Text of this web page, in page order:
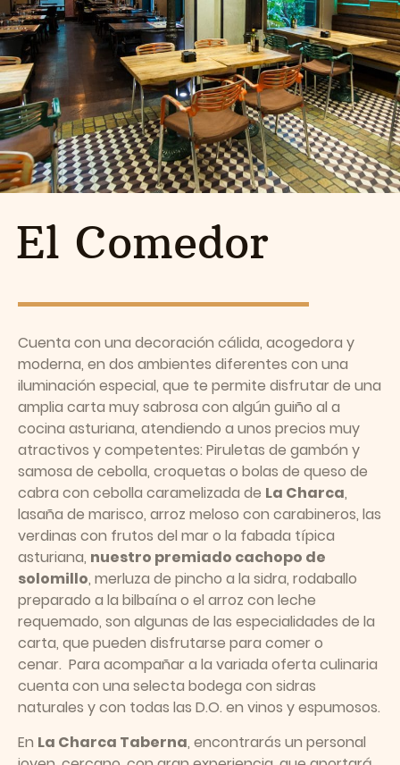
El Comedor
Cuenta con una decoración cálida, acogedora y
moderna, en dos ambientes diferentes con una
iluminación especial, que te permite disfrutar de una
amplia carta muy sabrosa con algún guiño al a
cocina asturiana, atendiendo a unos precios muy
atractivos y competentes: Piruletas de gambón y
samosa de cebolla, croquetas o bolas de queso de
cabra con cebolla caramelizada de La Charca,
lasaña de marisco, arroz meloso con carabineros, las
verdinas con frutos del mar o la fabada típica
asturiana, nuestro premiado cachopo de
solomillo, merluza de pincho a la sidra, rodaballo
preparado a la bilbaína o el arroz con leche
requemado, son algunas de las especialidades de la
carta, que pueden disfrutarse para comer o
cenar. Para acompañar a la variada oferta culinaria
cuenta con una selecta bodega con sidras
naturales y con todas las D.O. en vinos y espumosos.
En La Charca Taberna, encontrarás un personal